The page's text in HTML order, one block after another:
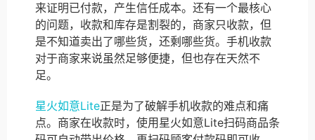
来证明已付款，产生信任成本。还有一个最核心
的问题，收款和库存是割裂的，商家只收款，但
是不知道卖出了哪些货，还剩哪些货。手机收款
对于商家来说虽然足够便捷，但也存在天然不
足。
星火如意Lite正是为了破解手机收款的难点和痛
点。商家在收款时，使用星火如意Lite扫码商品条